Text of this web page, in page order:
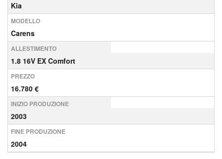
Kia
MODELLO
Carens
ALLESTIMENTO
1.8 16V EX Comfort
PREZZO
16.780 €
INIZIO PRODUZIONE
2003
FINE PRODUZIONE
2004